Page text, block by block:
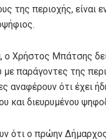
της περιοχής, είναι
ο Χρήστος Μπάτσης
παράγοντες της
αναφέρουν ότι έχει
και διευρυμένου
ότι ο πρώην